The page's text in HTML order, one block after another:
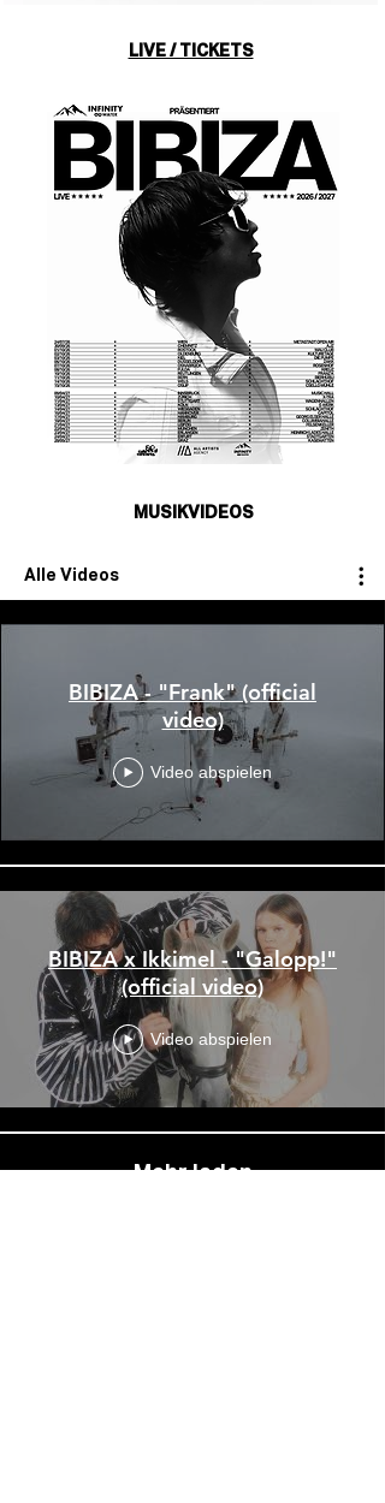
LIVE / TICKETS
MUSIKVIDEOS
Alle Videos
BIBIZA - "Frank" (official
video)
Video abspielen
BIBIZA x Ikkimel - "Galopp!"
(official video)
Video abspielen
Mehr laden